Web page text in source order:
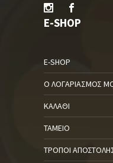
E-SHOP
E-SHOP
Ο ΛΟΓΑΡΙΑΣΜΌΣ
ΚΑΛΆΘΙ
ΤΑΜΕΊΟ
ΤΡΌΠΟΙ